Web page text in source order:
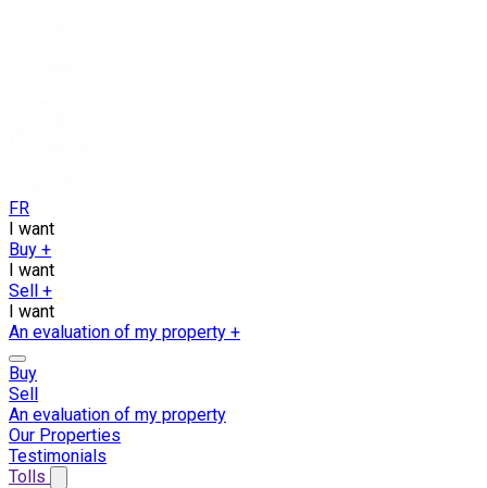
FR
I want
Buy +
I want
Sell +
I want
An evaluation of my property +
Buy
Sell
An evaluation of my property
Our Properties
Testimonials
Tolls